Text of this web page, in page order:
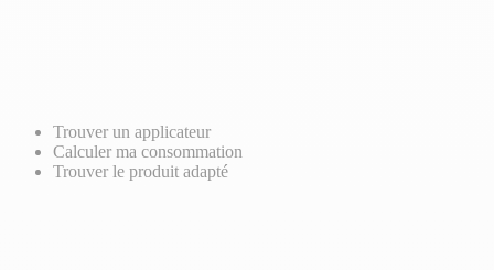
Trouver un applicateur
Calculer ma consommation
Trouver le produit adapté